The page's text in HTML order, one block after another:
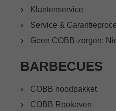
Klantenservice
Service &
Geen COBB-zorgen:
BARBECUES
COBB noodpakket
COBB Rookoven